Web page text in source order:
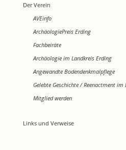
Der Verein
AVEinfo
ArchäologiePreis Erding
Fachbeiräte
Archäologie im Landkreis Erding
Angewandte Bodendenkmalpflege
Gelebte Geschichte / Reenactment im
Mitglied werden
Links und Verweise